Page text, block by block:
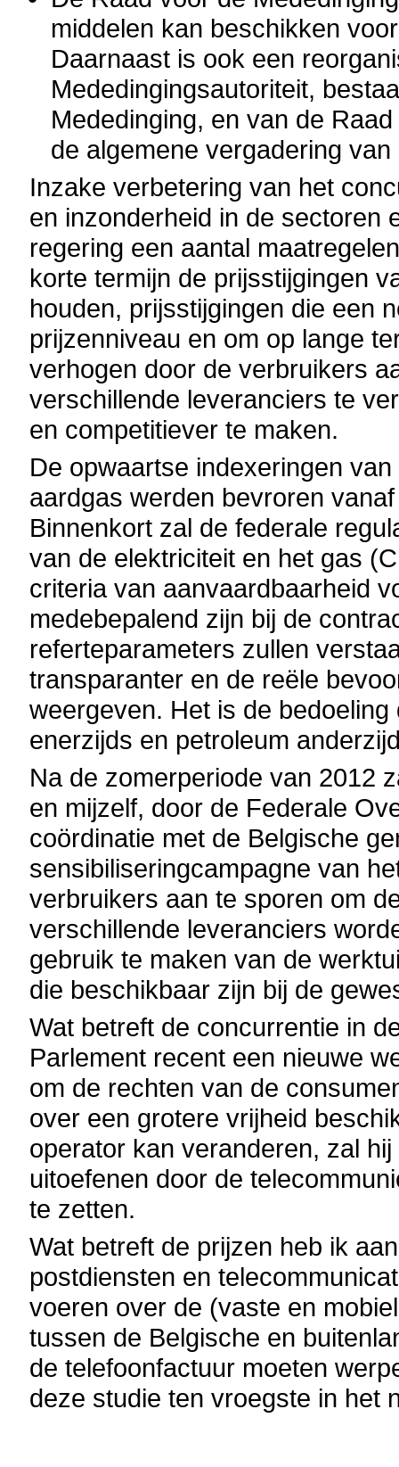
middelen kan beschikken
Daarnaast is ook een
Mededingingsautoriteit,
Mededinging, en van de
de algemene vergadering
Inzake verbetering van het
en inzonderheid in de sectoren
regering een aantal
korte termijn de prijsstijgingen
houden, prijsstijgingen die een
prijzenniveau en om op lange
verhogen door de verbruikers
verschillende leveranciers te
en competitiever te maken.
De opwaartse indexeringen
aardgas werden bevroren
Binnenkort zal de federale
van de elektriciteit en het gas
criteria van aanvaardbaarheid
medebepalend zijn bij de
referteparameters zullen
transparanter en de reële
weergeven. Het is de
enerzijds en petroleum
Na de zomerperiode van 2012
en mijzelf, door de Federale
coördinatie met de Belgische
sensibiliseringcampagne van
verbruikers aan te sporen om
verschillende leveranciers
gebruik te maken van de
die beschikbaar zijn bij de
Wat betreft de concurrentie in
Parlement recent een nieuwe
om de rechten van de
over een grotere vrijheid
operator kan veranderen, zal
uitoefenen door de
te zetten.
Wat betreft de prijzen heb ik
postdiensten en
voeren over de (vaste en
tussen de Belgische en
de telefoonfactuur moeten
deze studie ten vroegste in het